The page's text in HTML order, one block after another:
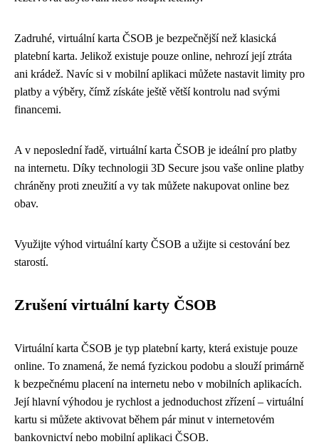
Zadruhé, virtuální karta ČSOB je bezpečnější než klasická
platební karta. Jelikož existuje pouze online, nehrozí její ztráta
ani krádež. Navíc si v mobilní aplikaci můžete nastavit limity pro
platby a výběry, čímž získáte ještě větší kontrolu nad svými
financemi.
A v neposlední řadě, virtuální karta ČSOB je ideální pro platby
na internetu. Díky technologii 3D Secure jsou vaše online platby
chráněny proti zneužití a vy tak můžete nakupovat online bez
obav.
Využijte výhod virtuální karty ČSOB a užijte si cestování bez
starostí.
Zrušení virtuální karty ČSOB
Virtuální karta ČSOB je typ platební karty, která existuje pouze
online. To znamená, že nemá fyzickou podobu a slouží primárně
k bezpečnému placení na internetu nebo v mobilních aplikacích.
Její hlavní výhodou je rychlost a jednoduchost zřízení – virtuální
kartu si můžete aktivovat během pár minut v internetovém
bankovnictví nebo mobilní aplikaci ČSOB.